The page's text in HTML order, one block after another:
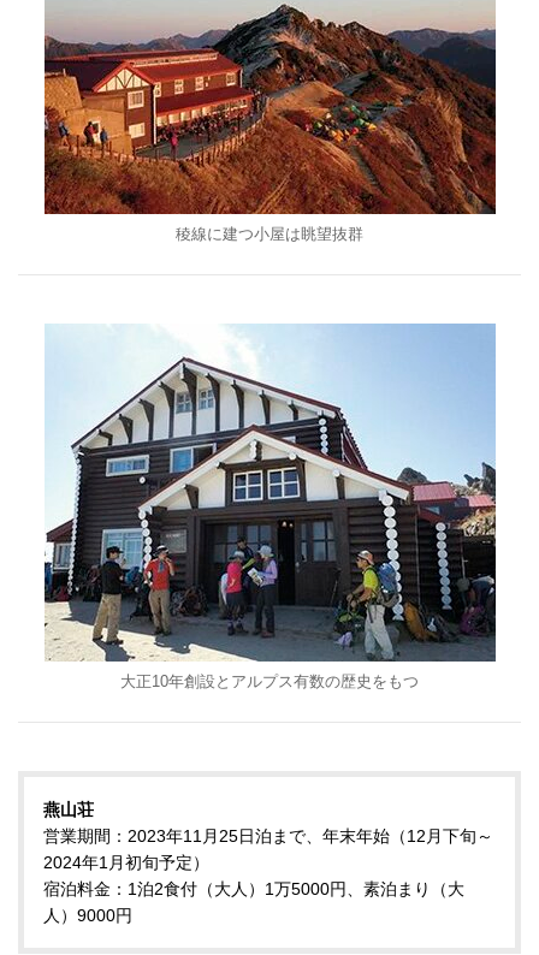
稜線に建つ小屋は眺望抜群
大正10年創設とアルプス有数の歴史をもつ
燕山荘
営業期間：2023年11月25日泊まで、年末年始（12月下旬～
2024年1月初旬予定）
宿泊料金：1泊2食付（大人）1万5000円、素泊まり（大
人）9000円